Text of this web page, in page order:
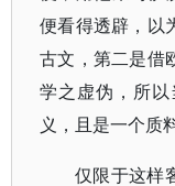
便看得透辟，以
古文，第二是借
学之虚伪，所
义，且是一个质
仅限于这样